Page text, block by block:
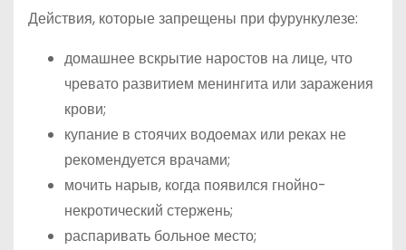
Действия, которые запрещены при фурункулезе:
домашнее вскрытие наростов на лице, что
чревато развитием менингита или заражения
крови;
купание в стоячих водоемах или реках не
рекомендуется врачами;
мочить нарыв, когда появился гнойно-
некротический стержень;
распаривать больное место;